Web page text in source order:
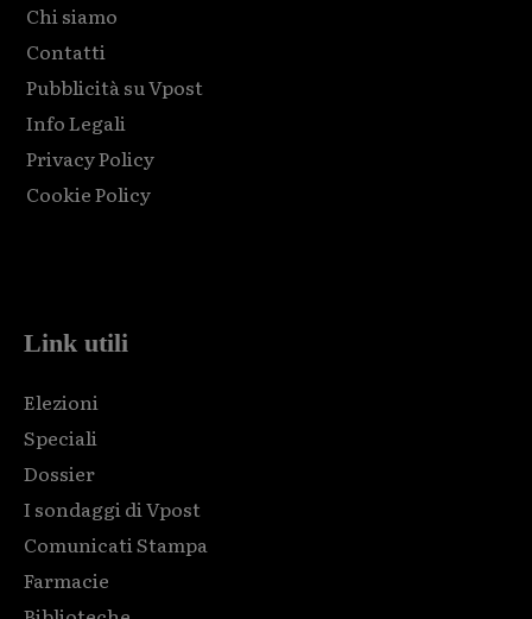
Chi siamo
Contatti
Pubblicità su Vpost
Info Legali
Privacy Policy
Cookie Policy
Link utili
Elezioni
Speciali
Dossier
I sondaggi di Vpost
Comunicati Stampa
Farmacie